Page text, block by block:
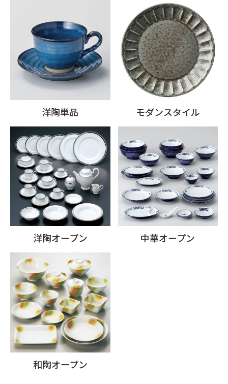
洋陶単品 モダンスタイル
洋陶オープン 中華オープン
和陶オープン